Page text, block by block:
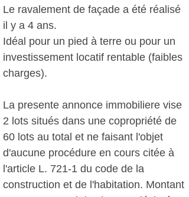
Le ravalement de façade a été réalisé
il y a 4 ans.
Idéal pour un pied à terre ou pour un
investissement locatif rentable (faibles
charges).
La presente annonce immobiliere vise
2 lots situés dans une copropriété de
60 lots au total et ne faisant l'objet
d'aucune procédure en cours citée à
l'article L. 721-1 du code de la
construction et de l'habitation. Montant